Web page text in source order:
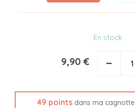
En stock
9,90 € −
49 pointsdans ma cagnotte